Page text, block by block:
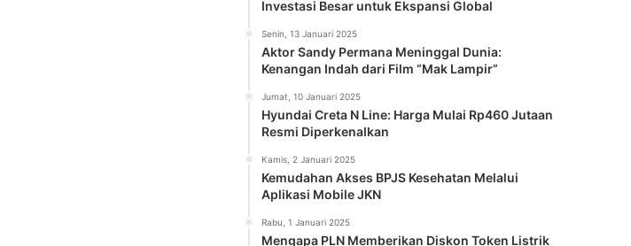
Investasi Besar untuk Ekspansi Global
Senin, 13 Januari 2025
Aktor Sandy Permana Meninggal Dunia:
Kenangan Indah dari Film “Mak Lampir”
Jumat, 10 Januari 2025
Hyundai Creta N Line: Harga Mulai Rp460 Jutaan
Resmi Diperkenalkan
Kamis, 2 Januari 2025
Kemudahan Akses BPJS Kesehatan Melalui
Aplikasi Mobile JKN
Rabu, 1 Januari 2025
Mengapa PLN Memberikan Diskon Token Listrik